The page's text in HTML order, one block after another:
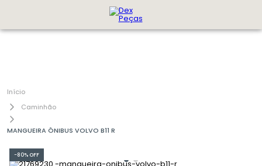
Caminhão
MANGUEIRA ÔNIBUS VOLVO B11 R
-80% OFF